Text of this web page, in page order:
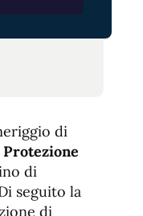
di
di
seguito la
di